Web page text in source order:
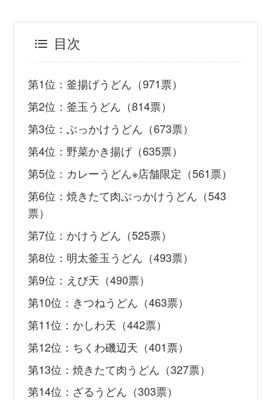
目次
第1位：釜揚げうどん（971票）
第2位：釜玉うどん（814票）
第3位：ぶっかけうどん（673票）
第4位：野菜かき揚げ（635票）
第5位：カレーうどん※店舗限定（561票）
第6位：焼きたて肉ぶっかけうどん（543
票）
第7位：かけうどん（525票）
第8位：明太釜玉うどん（493票）
第9位：えび天（490票）
第10位：きつねうどん（463票）
第11位：かしわ天（442票）
第12位：ちくわ磯辺天（401票）
第13位：焼きたて肉うどん（327票）
第14位：ざるうどん（303票）